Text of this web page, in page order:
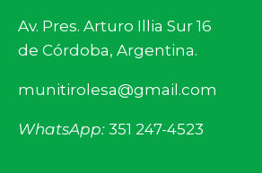
Av. Pres. Arturo Illia Sur
de Córdoba, Argentina.
munitirolesa@gmail.com
WhatsApp: 351 247-4523